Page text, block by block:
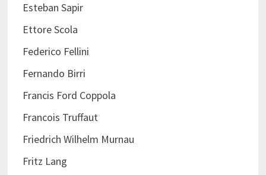
Esteban Sapir
Ettore Scola
Federico Fellini
Fernando Birri
Francis Ford Coppola
Francois Truffaut
Friedrich Wilhelm Murnau
Fritz Lang